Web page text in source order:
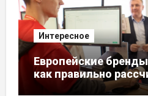
Интересное
Европейские
как правильно
из ЕС